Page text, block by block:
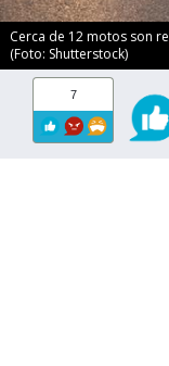
Cerca de 12 motos son
(Foto: Shutterstock)
7